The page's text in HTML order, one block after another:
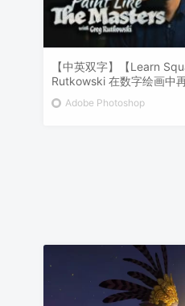
【中英双字】【Learn
Rutkowski 在数字绘画中
Adobe Photoshop